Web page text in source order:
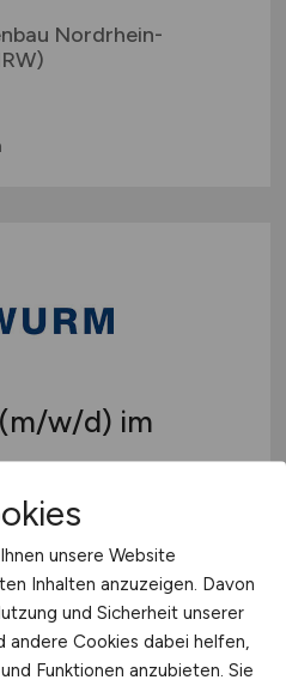
Nordrhein-
(m/w/d) im
GmbH & Co. KG
unsere Website
Inhalten anzuzeigen. Davon
und Sicherheit unserer
andere Cookies dabei helfen,
Funktionen anzubieten. Sie